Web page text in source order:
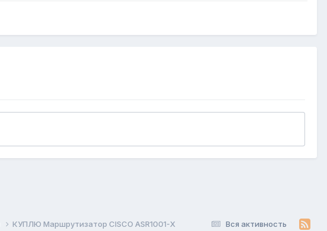
Вся активность
КУПЛЮ Маршрутизатор CISCO ASR1001-X